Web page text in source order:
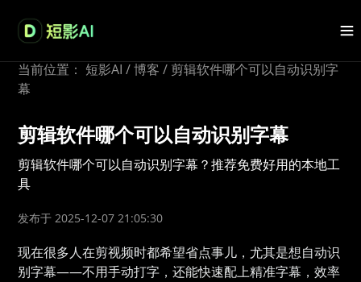
当前位置： 短影AI / 博客 / 剪辑软件哪个可以自动识别字
幕
剪辑软件哪个可以自动识别字幕
剪辑软件哪个可以自动识别字幕？推荐免费好用的本地工
具
发布于 2025-12-07 21:05:30
现在很多人在剪视频时都希望省点事儿，尤其是想自动识
别字幕——不用手动打字，还能快速配上精准字幕，效率